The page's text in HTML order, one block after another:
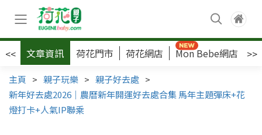
<< 文章資訊 荷花門市 荷花網店 Mon Bebe網店 >>
主頁 > 親子玩樂 > 親子好去處 >
新年好去處2026｜農曆新年開運好去處合集 馬年主題彈床+花
燈打卡+人氣IP聯乘